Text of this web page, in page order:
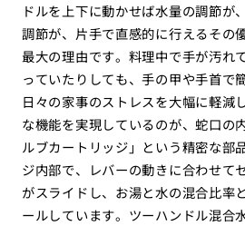
ドルを上下に動かせば水量の調節が
調節が、片手で直感的に行えるその
最大の理由です。料理中で手が汚れ
っていたりしても、手の甲や手首で
日々の家事のストレスを大幅に軽減
な機能を実現しているのが、蛇口の
ルブカートリッジ」という精密な部
ジ内部で、レバーの動きに合わせて
がスライドし、お湯と水の混合比率
ールしています。ツーハンドル混合